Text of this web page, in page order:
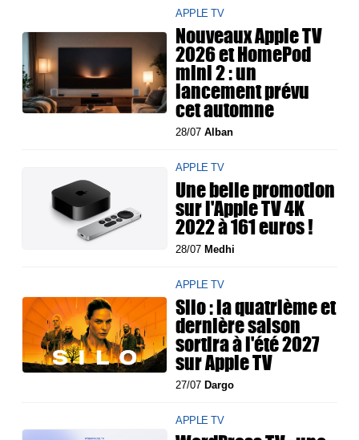
APPLE TV
Nouveaux Apple TV
2026 et HomePod
mini 2 : un
lancement prévu
cet automne
28/07Alban
APPLE TV
Une belle promotion
sur l'Apple TV 4K
2022 à 161 euros !
28/07 Medhi
APPLE TV
Silo : la quatrième et
dernière saison
sortira à l'été 2027
sur Apple TV
27/07 Dargo
APPLE TV